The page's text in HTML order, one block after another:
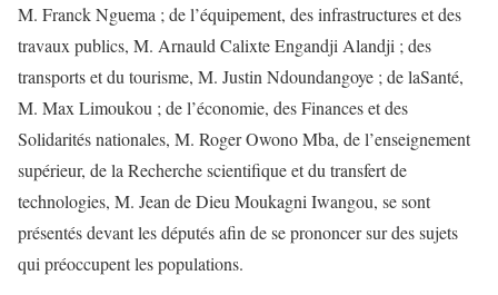
M. Franck Nguema ; de l’équipement, des infrastructures et des
travaux publics, M. Arnauld Calixte Engandji Alandji ; des
transports et du tourisme, M. Justin Ndoundangoye ; de laSanté,
M. Max Limoukou ; de l’économie, des Finances et des
Solidarités nationales, M. Roger Owono Mba, de l’enseignement
supérieur, de la Recherche scientifique et du transfert de
technologies, M. Jean de Dieu Moukagni Iwangou, se sont
présentés devant les députés afin de se prononcer sur des sujets
qui préoccupent les populations.